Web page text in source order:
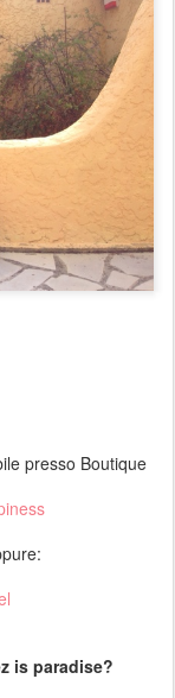
presso Boutique
is paradise?